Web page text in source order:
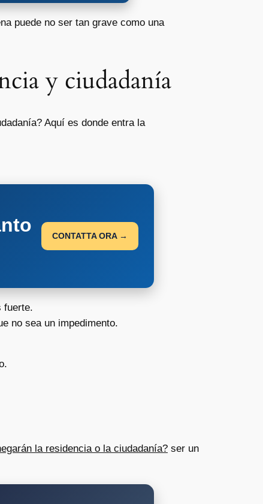
puede no ser tan grave como una
y ciudadanía
Aquí es donde entra la
CONTATTA ORA →
fuerte.
no sea un impedimento.
la residencia o la ciudadanía? ser un